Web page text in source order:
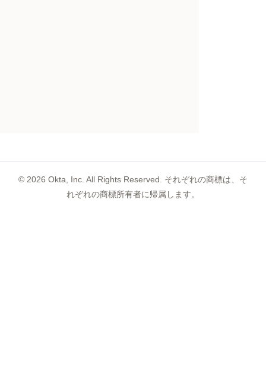
© 2026 Okta, Inc. All Rights Reserved. それぞれの商標は、そ
れぞれの商標所有者に帰属します。